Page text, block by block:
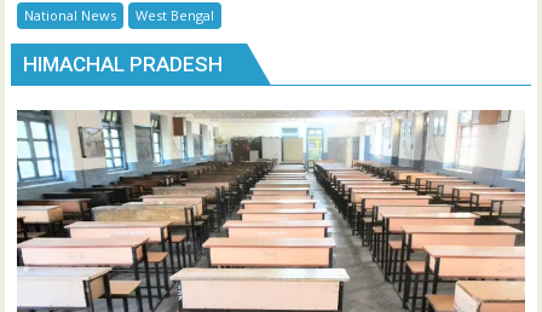
National News West Bengal
HIMACHAL PRADESH